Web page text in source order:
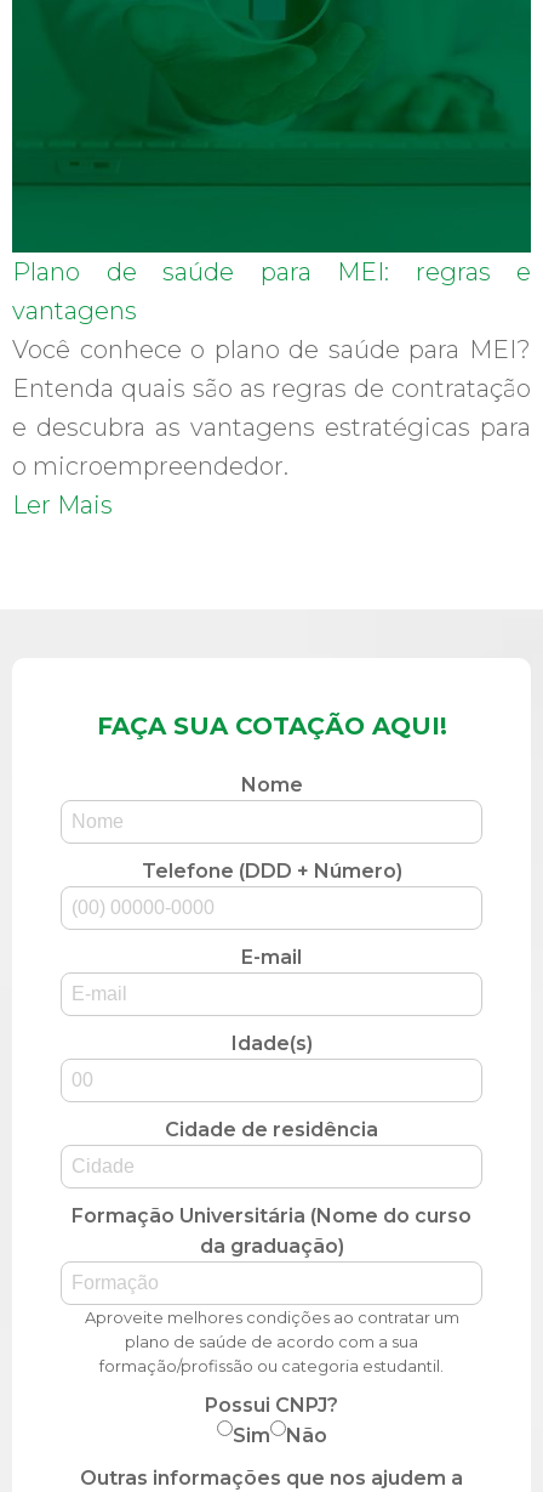
Plano de saúde para MEI: regras e
vantagens
Você conhece o plano de saúde para MEI?
Entenda quais são as regras de contratação
e descubra as vantagens estratégicas para
o microempreendedor.
Ler Mais
FAÇA SUA COTAÇÃO AQUI!
Nome
Telefone (DDD + Número)
E-mail
Idade(s)
Cidade de residência
Formação Universitária (Nome do curso
da graduação)
Aproveite melhores condições ao contratar um
plano de saúde de acordo com a sua
formação/profissão ou categoria estudantil.
Possui CNPJ?
Sim
Não
Outras informações que nos ajudem a